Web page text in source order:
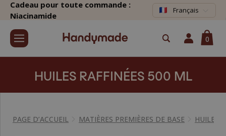
Cadeau pour toute commande :
Niacinamide
Français
0
HUILES RAFFINÉES 500 ML
PAGE D’ACCUEIL MATIÈRES PREMIÈRES DE BASE HUILES